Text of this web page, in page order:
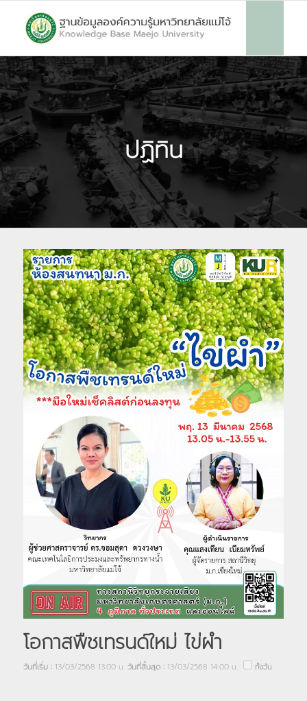
ปฏิทิน
โอกาสพืชเทรนด์ใหม่ ไข่ผำ
วันที่เริ่ม : 13/03/2568 13:00 น. วันที่สิ้นสุด : 13/03/2568 14:00 น. ทั้งวัน